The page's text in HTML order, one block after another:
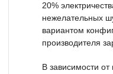
20%
нежелательных
вариантом
производителя
В зависимости